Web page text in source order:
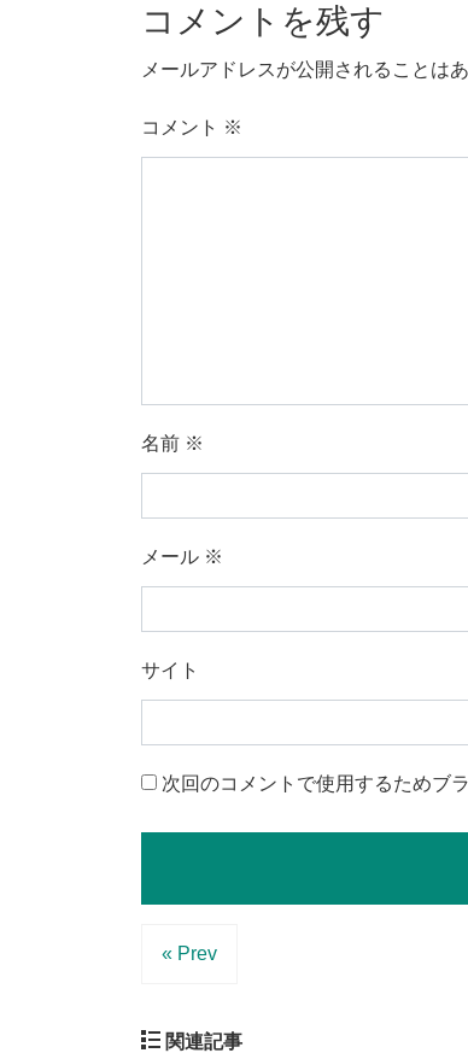
コメントを残す
メールアドレスが公開されることはあ
コメント ※
名前 ※
メール ※
サイト
次回のコメントで使用するためブ
« Prev
関連記事